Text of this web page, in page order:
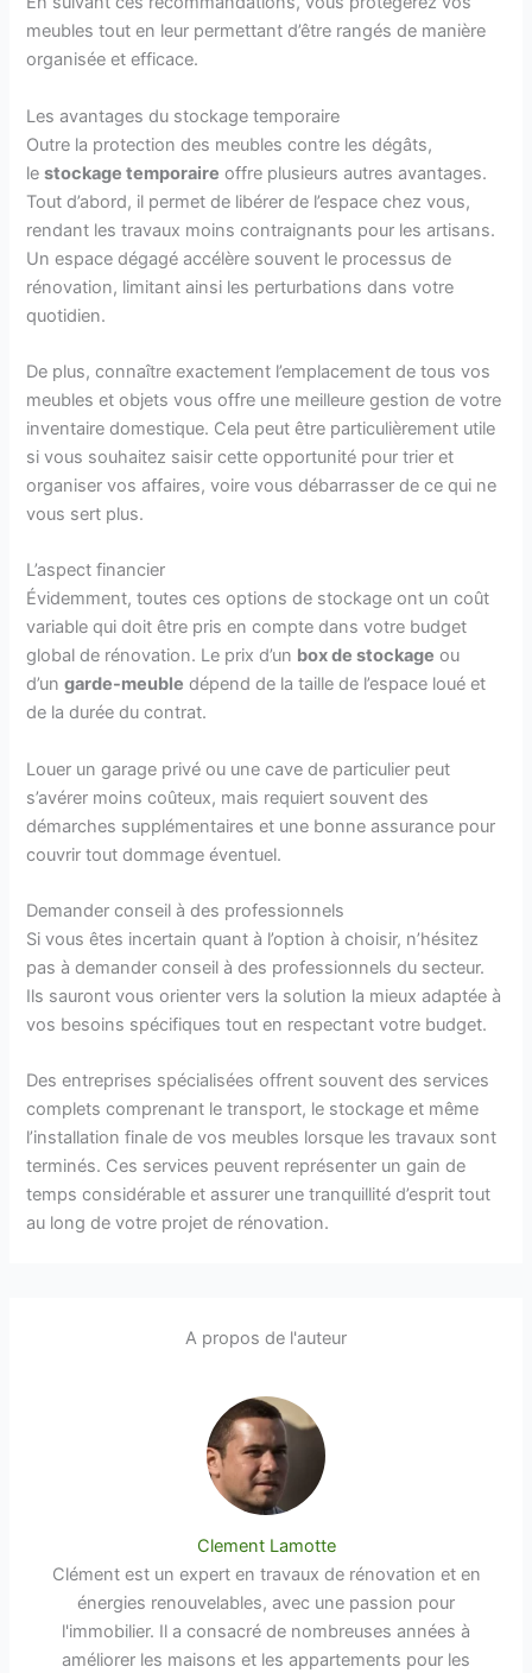
meubles tout en leur permettant d’être rangés de manière
organisée et efficace.
Les avantages du stockage temporaire
Outre la protection des meubles contre les dégâts,
lestockage temporaire offre plusieurs autres avantages.
Tout d’abord, il permet de libérer de l’espace chez vous,
rendant les travaux moins contraignants pour les artisans.
Un espace dégagé accélère souvent le processus de
rénovation, limitant ainsi les perturbations dans votre
quotidien.
De plus, connaître exactement l’emplacement de tous vos
meubles et objets vous offre une meilleure gestion de votre
inventaire domestique. Cela peut être particulièrement utile
si vous souhaitez saisir cette opportunité pour trier et
organiser vos affaires, voire vous débarrasser de ce qui ne
vous sert plus.
L’aspect financier
Évidemment, toutes ces options de stockage ont un coût
variable qui doit être pris en compte dans votre budget
global de rénovation. Le prix d’un box de stockage ou
d’ungarde-meuble dépend de la taille de l’espace loué et
de la durée du contrat.
Louer un garage privé ou une cave de particulier peut
s’avérer moins coûteux, mais requiert souvent des
démarches supplémentaires et une bonne assurance pour
couvrir tout dommage éventuel.
Demander conseil à des professionnels
Si vous êtes incertain quant à l’option à choisir, n’hésitez
pas à demander conseil à des professionnels du secteur.
Ils sauront vous orienter vers la solution la mieux adaptée à
vos besoins spécifiques tout en respectant votre budget.
Des entreprises spécialisées offrent souvent des services
complets comprenant le transport, le stockage et même
l’installation finale de vos meubles lorsque les travaux sont
terminés. Ces services peuvent représenter un gain de
temps considérable et assurer une tranquillité d’esprit tout
au long de votre projet de rénovation.
A propos de l'auteur
Clement Lamotte
Clément est un expert en travaux de rénovation et en
énergies renouvelables, avec une passion pour
l'immobilier. Il a consacré de nombreuses années à
améliorer les maisons et les appartements pour les